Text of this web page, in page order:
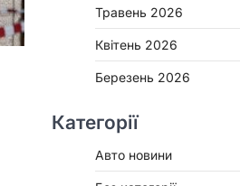
Травень 2026
Квітень 2026
Березень 2026
Категорії
Авто новини